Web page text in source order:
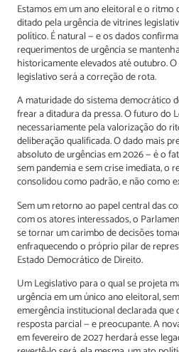
Estamos em um ano eleitoral e o ritmo
ditado pela urgência de vitrines
político. É natural — e os dados
requerimentos de urgência se
historicamente elevados até outubro.
legislativo será a correção de rota.
A maturidade do sistema democrático
frear a ditadura da pressa. O futuro do
necessariamente pela valorização do
deliberação qualificada. O dado mais
absoluto de urgências em 2026 — é o
sem pandemia e sem crise imediata, o
consolidou como padrão, e não como
Sem um retorno ao papel central das
com os atores interessados, o
se tornar um carimbo de decisões
enfraquecendo o próprio pilar de
Estado Democrático de Direito.
Um Legislativo para o qual se projeta
urgência em um único ano eleitoral,
emergência institucional declarada que
resposta parcial — e preocupante. A
em fevereiro de 2027 herdará esse